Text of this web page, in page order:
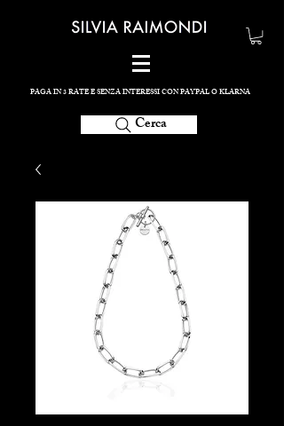
PAGA IN 3 RATE E SENZA INTERESSI CON PAYPAL O KLARNA
Cerca